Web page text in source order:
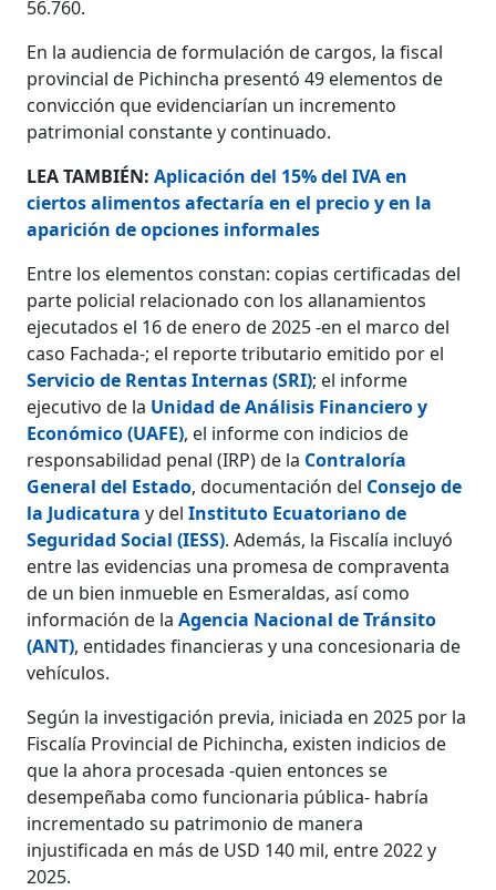
56.760.
En la audiencia de formulación de cargos, la fiscal
provincial de Pichincha presentó 49 elementos de
convicción que evidenciarían un incremento
patrimonial constante y continuado.
LEA TAMBIÉN:Aplicación del 15% del IVA en
ciertos alimentos afectaría en el precio y en la
aparición de opciones informales
Entre los elementos constan: copias certificadas del
parte policial relacionado con los allanamientos
ejecutados el 16 de enero de 2025 -en el marco del
caso Fachada-; el reporte tributario emitido por el
Servicio de Rentas Internas (SRI); el informe
ejecutivo de la Unidad de Análisis Financiero y
Económico (UAFE), el informe con indicios de
responsabilidad penal (IRP) de la Contraloría
General del Estado, documentación del Consejo de
la Judicatura y delInstituto Ecuatoriano de
Seguridad Social (IESS). Además, la Fiscalía incluyó
entre las evidencias una promesa de compraventa
de un bien inmueble en Esmeraldas, así como
información de laAgencia Nacional de Tránsito
(ANT), entidades financieras y una concesionaria de
vehículos.
Según la investigación previa, iniciada en 2025 por la
Fiscalía Provincial de Pichincha, existen indicios de
que la ahora procesada -quien entonces se
desempeñaba como funcionaria pública- habría
incrementado su patrimonio de manera
injustificada en más de USD 140 mil, entre 2022 y
2025.